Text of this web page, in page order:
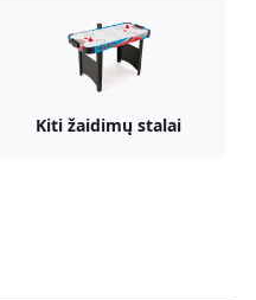
Kiti žaidimų stalai